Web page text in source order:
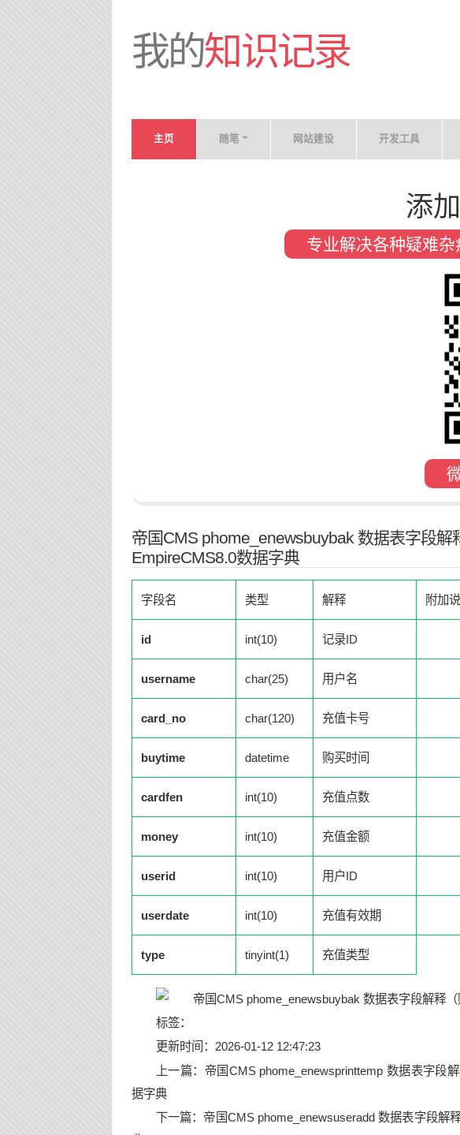
我的知识记录
主页 随笔 网站建设 开发工具
添
专业解决各种疑难
帝国CMS phome_enewsbuybak 数据表字段解
EmpireCMS8.0数据字典
字段名 类型 解释 附加
id int(10) 记录ID
username char(25) 用户名
card_no char(120) 充值卡号
buytime datetime 购买时间
cardfen int(10) 充值点数
money int(10) 充值金额
userid int(10) 用户ID
userdate int(10) 充值有效期
type tinyint(1) 充值类型
标签：
更新时间：2026-01-12 12:47:23
上一篇： 帝国CMS phome_enewsprinttemp 数据表字段
据字典
下一篇： 帝国CMS phome_enewsuseradd 数据表字段解